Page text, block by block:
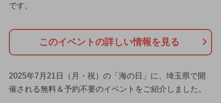
です。
このイベントの詳しい情報を見る
2025年7月21日（月・祝）の「海の日」に、埼玉県で開
催される無料＆予約不要のイベントをご紹介しました。